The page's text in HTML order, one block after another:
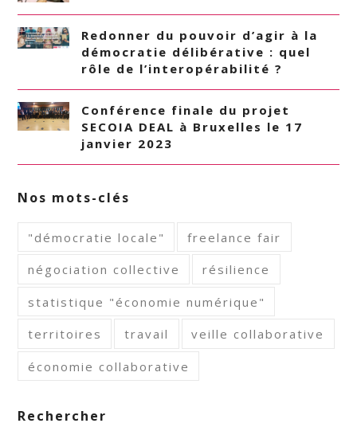
Redonner du pouvoir d’agir à la
démocratie délibérative : quel
rôle de l’interopérabilité ?
Conférence finale du projet
SECOIA DEAL à Bruxelles le 17
janvier 2023
Nos mots-clés
"démocratie locale" freelance fair
négociation collective résilience
statistique "économie numérique"
territoires travail veille collaborative
économie collaborative
Rechercher